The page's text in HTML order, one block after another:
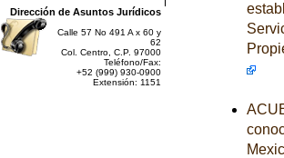
Dirección de Asuntos Jurídicos
Calle 57 No 491 A x 60 y
62
Col. Centro, C.P. 97000
Teléfono/Fax:
+52 (999) 930-0900
Extensión: 1151